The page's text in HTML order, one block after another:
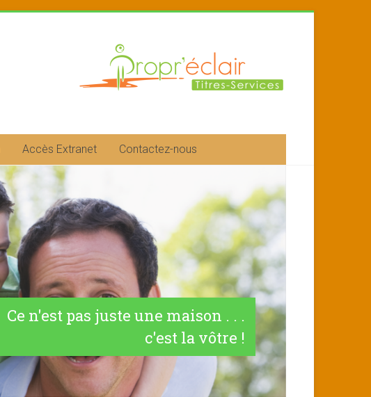
Accès Extranet Contactez-nous
Ce n'est pas juste une maison . . .
c'est la vôtre !